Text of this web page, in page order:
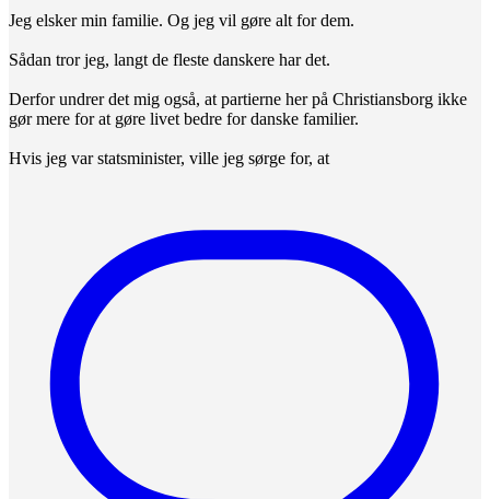
Jeg elsker min familie. Og jeg vil gøre alt for dem.
Sådan tror jeg, langt de fleste danskere har det.
Derfor undrer det mig også, at partierne her på Christiansborg ikke
gør mere for at gøre livet bedre for danske familier.
Hvis jeg var statsminister, ville jeg sørge for, at